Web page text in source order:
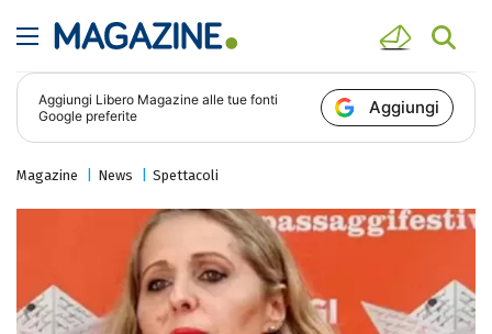
Aggiungi Libero Magazine alle tue fonti
Google preferite
Aggiungi
Magazine News Spettacoli